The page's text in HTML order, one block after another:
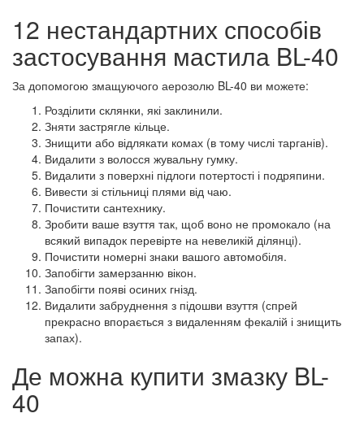
12 нестандартних способів
застосування мастила BL-40
За допомогою змащуючого аерозолю BL-40 ви можете:
Розділити склянки, які заклинили.
Зняти застрягле кільце.
Знищити або відлякати комах (в тому числі тарганів).
Видалити з волосся жувальну гумку.
Видалити з поверхні підлоги потертості і подряпини.
Вивести зі стільниці плями від чаю.
Почистити сантехнику.
Зробити ваше взуття так, щоб воно не промокало (на
всякий випадок перевірте на невеликій ділянці).
Почистити номерні знаки вашого автомобіля.
Запобігти замерзанню вікон.
Запобігти появі осиних гнізд.
Видалити забруднення з підошви взуття (спрей
прекрасно впорається з видаленням фекалій і знищить
запах).
Де можна купити змазку BL-
40